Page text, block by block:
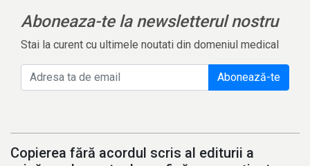
Aboneaza-te la newsletterul nostru
Stai la curent cu ultimele noutati din domeniul medical
Abonează-te
Copierea fără acordul scris al editurii a